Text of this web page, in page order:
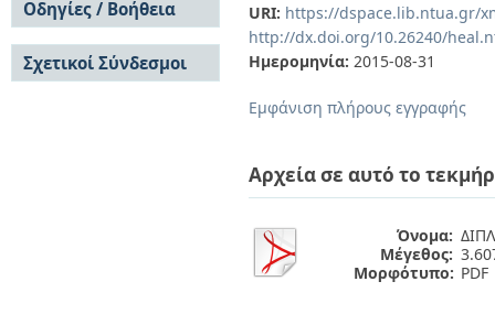
URI: https://dspace.lib.ntua.gr/
http://dx.doi.org/10.26240/
Ημερομηνία: 2015-08-31
Εμφάνιση πλήρους εγγραφής
Αρχεία σε αυτό το
Όνομα:
Μέγεθος:
Μορφότυπο: PDF
Έκδοσης
Συγγραφείς
Τίτλοι
Θέματα
Εγγραφή
Οδηγίες / Βοήθεια
Οδηγίες Υποβολής
Οδηγίες Χρήσης ΙΑ
Συχνές Ερωτήσεις
Σχετικοί Σύνδεσμοι